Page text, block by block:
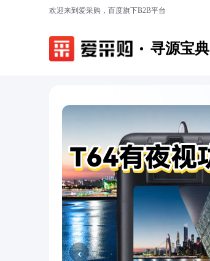
欢迎来到爱采购，百度旗下B2B平台
寻源宝典
‹